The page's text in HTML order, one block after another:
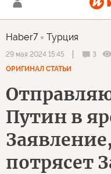
Haber7 Турция
29 мая 2024 15:45 3
ОРИГИНАЛ СТАТЬИ
Путин в
потрясет